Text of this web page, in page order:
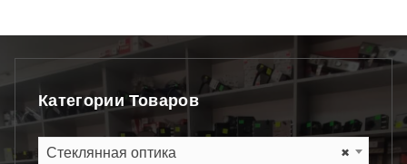
Категории Товаров
×
Стеклянная оптика